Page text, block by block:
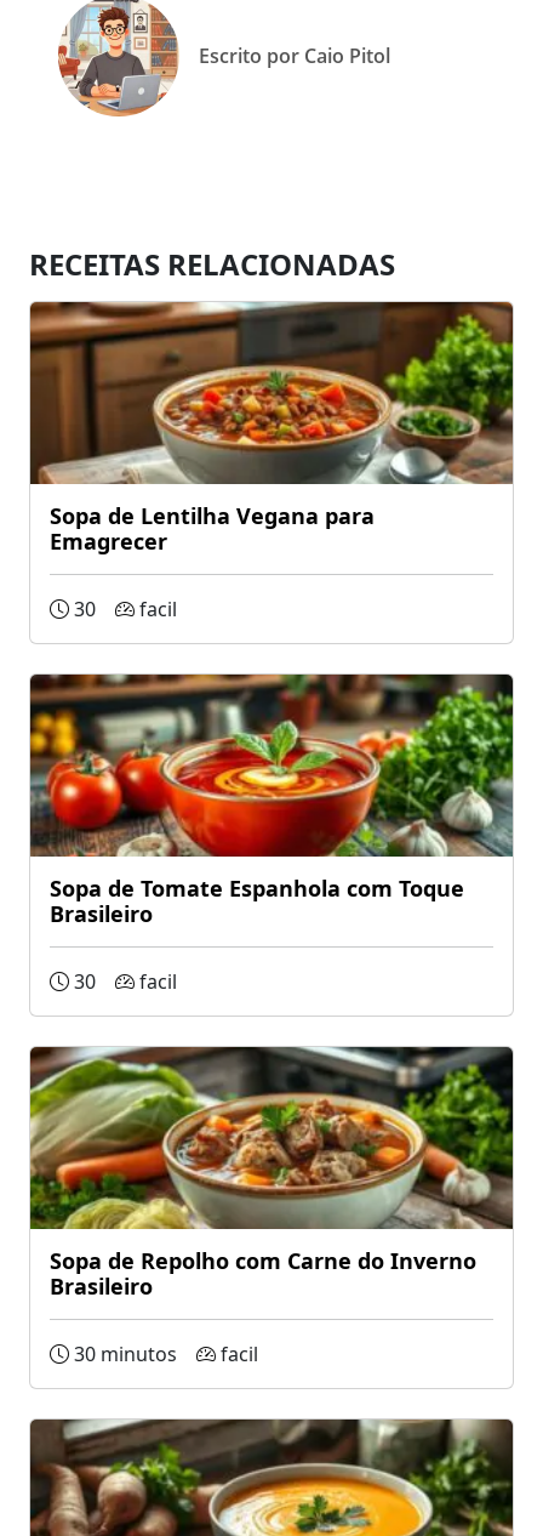
Escrito por Caio Pitol
RECEITAS RELACIONADAS
Sopa de Lentilha Vegana para
Emagrecer
30 facil
Sopa de Tomate Espanhola com Toque
Brasileiro
30 facil
Sopa de Repolho com Carne do Inverno
Brasileiro
30 minutos facil